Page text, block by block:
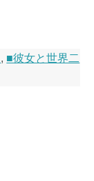
, ■彼女と世界二